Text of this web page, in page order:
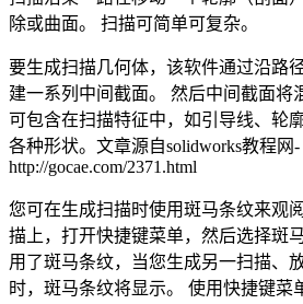
除或曲面。 扫描可简单可复杂。
要生成扫描几何体，该软件通过沿路
建一系列中间截面。 然后中间截面将
可包含在扫描特征中，如引导线、轮
各种形状。 文章源自solidworks教程网-
http://gocae.com/2371.html
您可在生成扫描时使用斑马条纹来观
描上，打开快捷键菜单，然后选择斑
用了斑马条纹，当您生成另一扫描、
时，斑马条纹将显示。 使用快捷键菜